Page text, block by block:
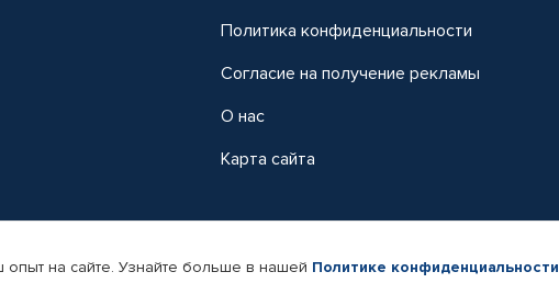
Политика конфиденциальности
Согласие на получение рекламы
О нас
Карта сайта
автомобильных товаров Автопрофи.
на сайте. Узнайте больше в нашей Политике конфиденциальности